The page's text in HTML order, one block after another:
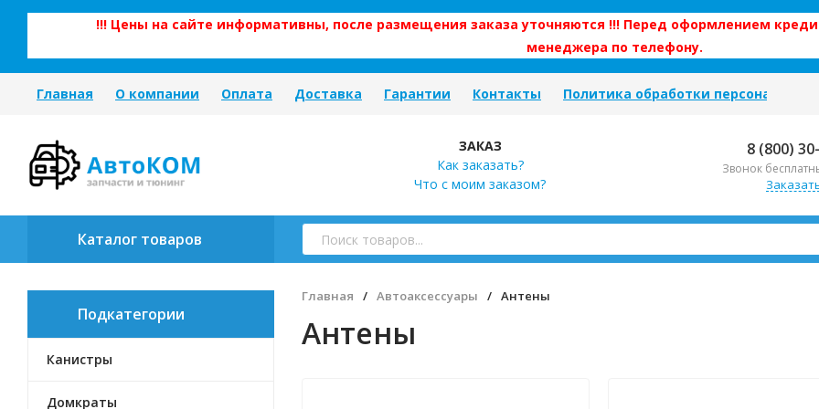
!!! Цены на сайте информативны, после размещения заказа уточняются !!! Перед оформлением
менеджера по телефону.
Главная О компании Оплата Доставка Гарантии Контакты Политика обработки персональных
ЗАКАЗ
Как заказать?
Что с моим заказом?
8 (800)
Звонок
Каталог товаров
Подкатегории
Канистры
Домкраты
Главная / Автоаксессуары / Антены
Антены